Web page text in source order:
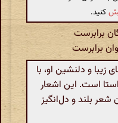
کنید.
برابرست
برابرست
و دلنشین او، با
است. این اشعار
شعر بلند و دل‌انگیز